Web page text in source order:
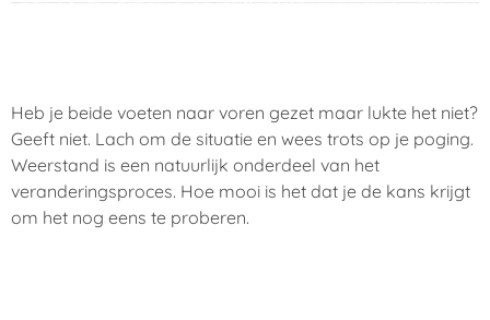
Heb je beide voeten naar voren gezet maar lukte het niet?
Geeft niet. Lach om de situatie en wees trots op je poging.
Weerstand is een natuurlijk onderdeel van het
veranderingsproces. Hoe mooi is het dat je de kans krijgt
om het nog eens te proberen.